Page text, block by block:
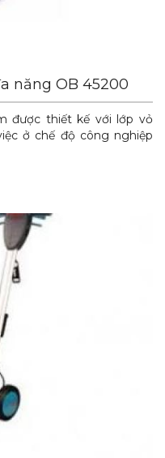
năng OB 45200
được thiết kế với lớp vỏ
ở chế độ công nghiệp